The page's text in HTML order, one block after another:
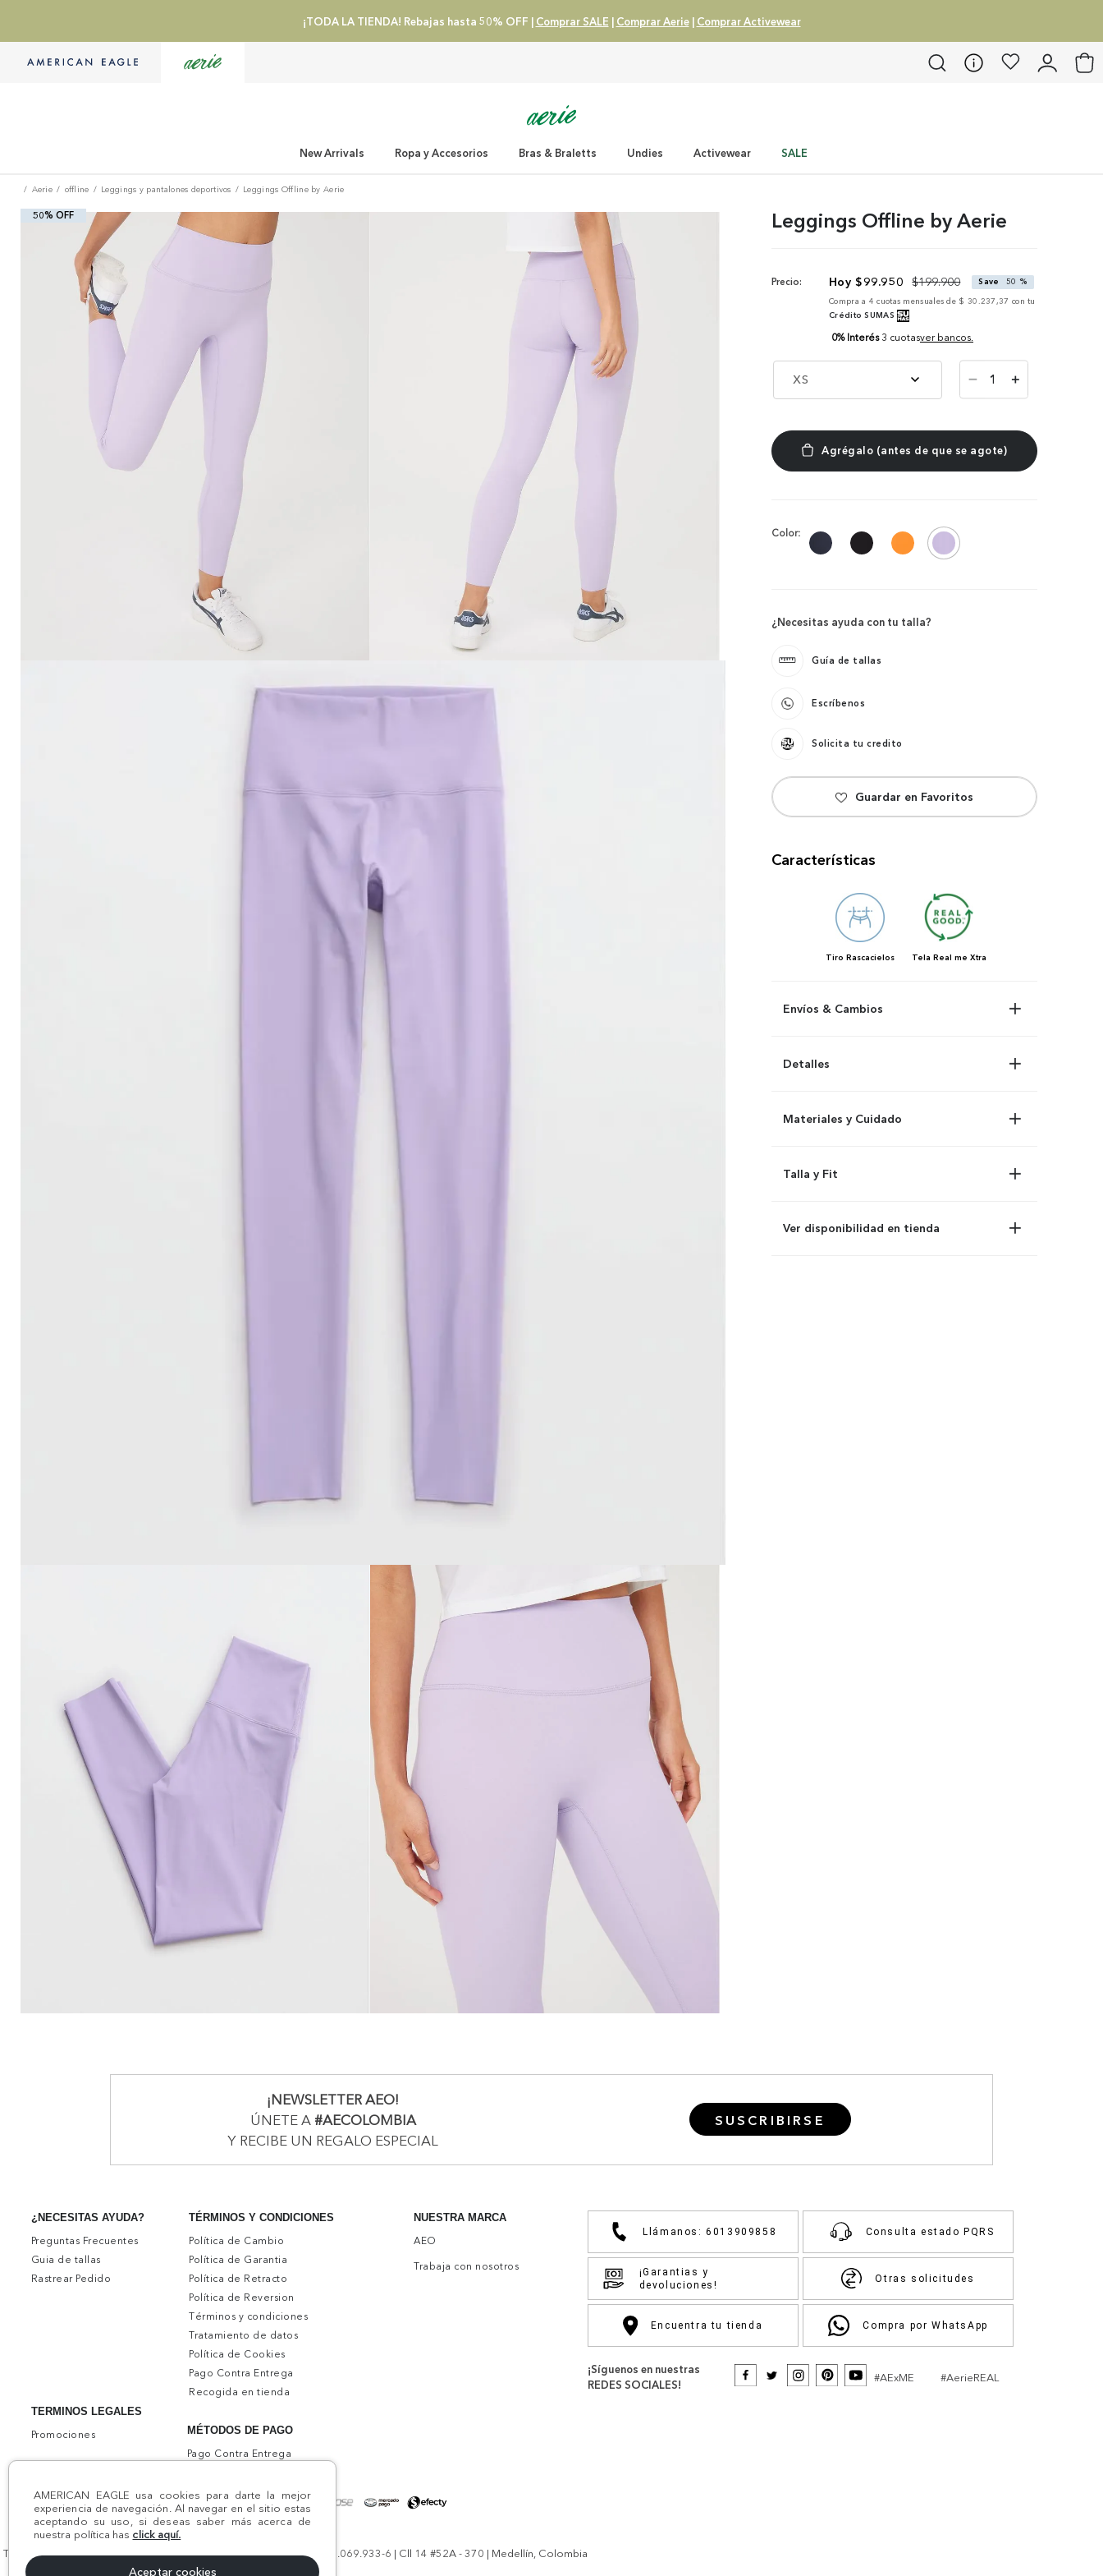
AMERICAN EAGLE usa cookies para darte la mejor
experiencia de navegación. Al navegar en el sitio estas
aceptando su uso, si deseas saber más acerca de
nuestra política has click aquí.
Aceptar cookies
¡TODA LA TIENDA! Rebajas hasta 50% OFF | Comprar SALE | Comprar Aerie| Comprar Activewear
New Arrivals Ropa y Accesorios Bras & Braletts Undies Activewear SALE
Aerie offline Leggings y pantalones deportivos Leggings Offline by Aerie
50% OFF Leggings Offline by Aerie
Precio: $99.950 $199.900 Save
50 %
Compra a 4 cuotas mensuales de $ 30.237,37 con tu
Crédito SUMAS
0% Interés 3 cuotasver bancos.
XS ＋
－
Color:
¿Necesitas ayuda con tu talla?
Guía de tallas
Escríbenos
Solicita tu credito
Características
Tiro Rascacielos Tela Real me Xtra
Envíos & Cambios
Detalles
Materiales y Cuidado
Talla y Fit
Ver disponibilidad en tienda
¡NEWSLETTER AEO!
ÚNETE A #AECOLOMBIA
Y RECIBE UN REGALO ESPECIAL
SUSCRIBIRSE
¿NECESITAS AYUDA?
Preguntas Frecuentes
Guia de tallas
Rastrear Pedido
TERMINOS LEGALES
Promociones
TÉRMINOS Y CONDICIONES
Política de Cambio
Política de Garantia
Política de Retracto
Política de Reversion
Términos y condiciones
Tratamiento de datos
Política de Cookies
Pago Contra Entrega
Recogida en tienda
NUESTRA MARCA
AEO
Trabaja con nosotros
MÉTODOS DE PAGO
Pago Contra Entrega
Llámanos: 6013909858 Consulta estado PQRS
¡Garantias y
devoluciones!
Otras solicitudes
Encuentra tu tienda Compra por WhatsApp
¡Síguenos en nuestras
REDES SOCIALES!
#AExME #AerieREAL
Todos los derechos reservados AE 2024 | Comodín S.A.S | NIT:800.069.933-6 | Cll 14 #52A - 370 | Medellín, Colombia